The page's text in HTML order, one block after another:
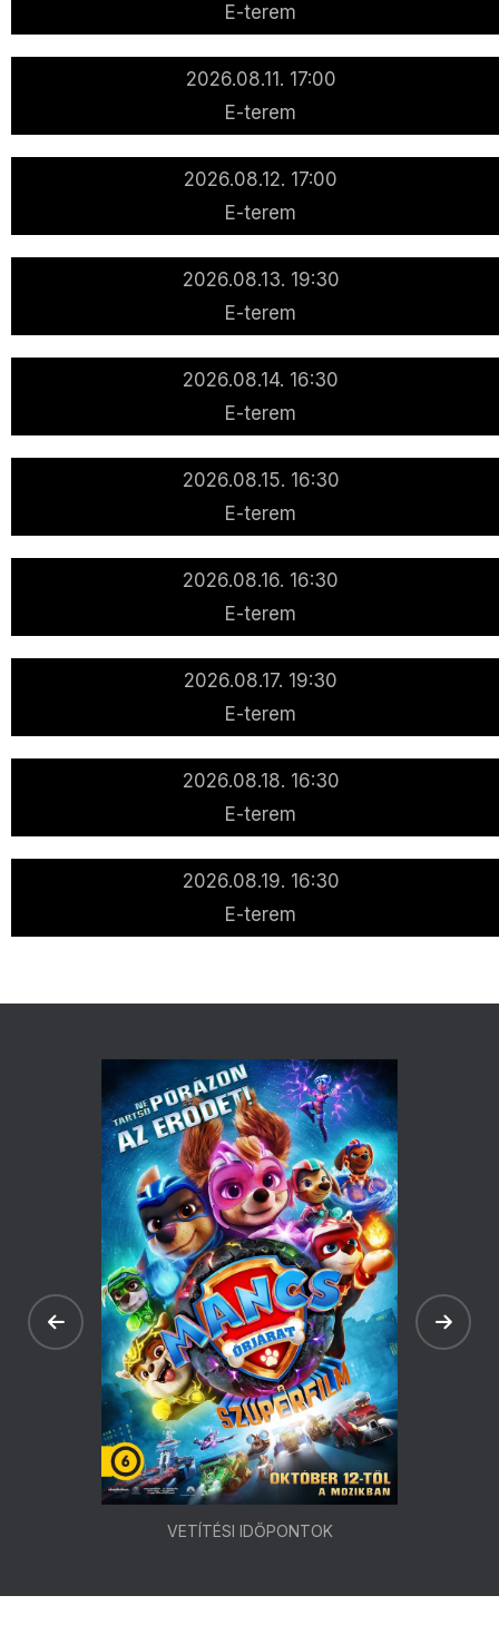
E-terem
2026.08.11. 17:00
E-terem
2026.08.12. 17:00
E-terem
2026.08.13. 19:30
E-terem
2026.08.14. 16:30
E-terem
2026.08.15. 16:30
E-terem
2026.08.16. 16:30
E-terem
2026.08.17. 19:30
E-terem
2026.08.18. 16:30
E-terem
2026.08.19. 16:30
E-terem
VETÍTÉSI IDŐPONTOK